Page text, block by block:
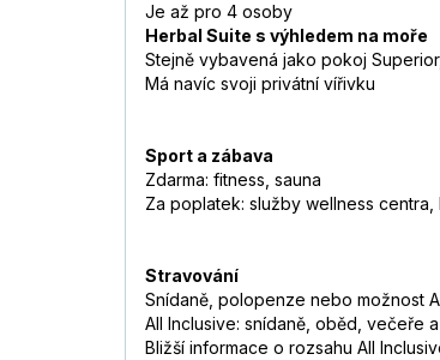
Je až pro 4 osoby
Herbal Suite s výhledem na moře
Stejně vybavená jako pokoj
Má navíc svoji privátní vířivku
Sport a zábava
Zdarma: fitness, sauna
Za poplatek: služby wellness centra,
Stravování
Snídaně, polopenze nebo možnost
All Inclusive: snídaně, oběd, večeře
Bližší informace o rozsahu All